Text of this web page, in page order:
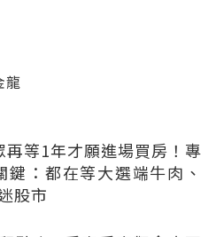
龍
再等1年才願進場買房！專
鍵：都在等大選端牛肉、
股市